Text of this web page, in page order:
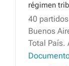
régimen
40
Buenos
Total País.